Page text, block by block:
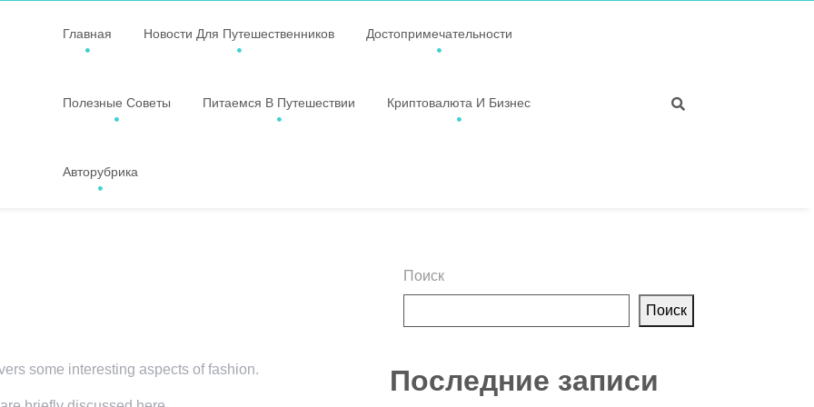
Главная Новости Для Путешественников Достопримечательности
Полезные Советы Питаемся В Путешествии Криптовалюта И Бизнес
Авторубрика
some interesting aspects of fashion.
Поиск
Поиск
Последние записи